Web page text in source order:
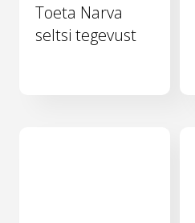
Toeta Narva
seltsi tegevust